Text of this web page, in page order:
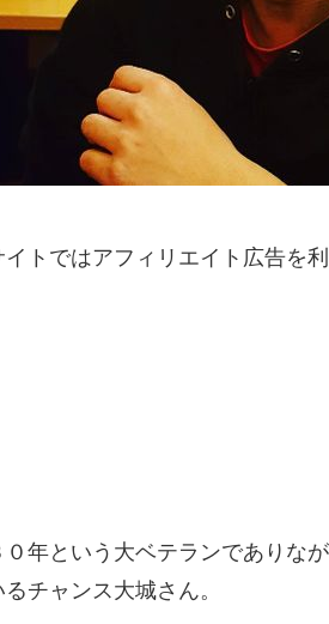
トではアフィリエイト広告を
０年という大ベテランでありな
チャンス大城さん。